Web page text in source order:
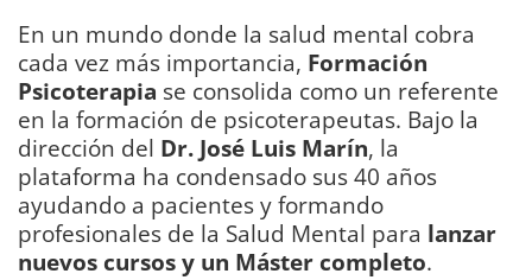
En un mundo donde la salud mental cobra
cada vez más importancia, Formación
Psicoterapia se consolida como un referente
en la formación de psicoterapeutas. Bajo la
dirección del Dr. José Luis Marín, la
plataforma ha condensado sus 40 años
ayudando a pacientes y formando
profesionales de la Salud Mental para lanzar
nuevos cursos y un Máster completo.